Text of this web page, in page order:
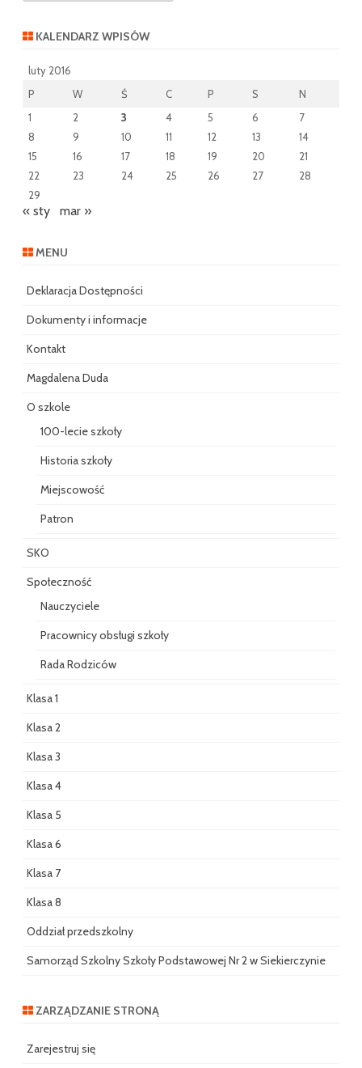
KALENDARZ WPISÓW
luty 2016
P
W Ś C P S
N
1
2 3 4 5 6
7
8
9 10 11 12 13
14
15
16 17 18 19 20
21
22
23 24 25 26 27
28
29
« sty mar »
MENU
Deklaracja Dostępności
Dokumenty i informacje
Kontakt
Magdalena Duda
O szkole
100-lecie szkoły
Historia szkoły
Miejscowość
Patron
SKO
Społeczność
Nauczyciele
Pracownicy obsługi szkoły
Rada Rodziców
Klasa 1
Klasa 2
Klasa 3
Klasa 4
Klasa 5
Klasa 6
Klasa 7
Klasa 8
Oddział przedszkolny
Samorząd Szkolny Szkoły Podstawowej Nr 2 w Siekierczynie
ZARZĄDZANIE STRONĄ
Zarejestruj się